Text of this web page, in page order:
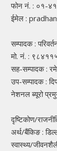
फोन नं. : ०१-
ईमेल :
सम्पादक :
मो. नं. :
सह-सम्पादक :
उप-सम्पादक :
नेशनल ब्यूरो
दृष्टिकोण/
अर्थ/बैंकिङ :
स्वास्थ्य/